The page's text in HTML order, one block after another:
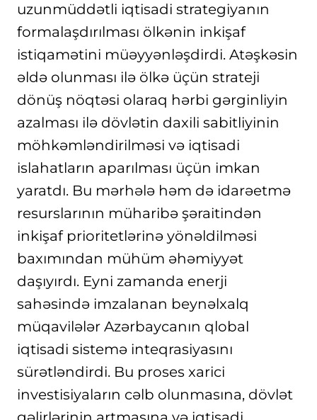
uzunmüddətli iqtisadi strategiyanın
formalaşdırılması ölkənin inkişaf
istiqamətini müəyyənləşdirdi. Atəşkəsin
əldə olunması ilə ölkə üçün strateji
dönüş nöqtəsi olaraq hərbi gərginliyin
azalması ilə dövlətin daxili sabitliyinin
möhkəmləndirilməsi və iqtisadi
islahatların aparılması üçün imkan
yaratdı. Bu mərhələ həm də idarəetmə
resurslarının müharibə şəraitindən
inkişaf prioritetlərinə yönəldilməsi
baxımından mühüm əhəmiyyət
daşıyırdı. Eyni zamanda enerji
sahəsində imzalanan beynəlxalq
müqavilələr Azərbaycanın qlobal
iqtisadi sistemə inteqrasiyasını
sürətləndirdi. Bu proses xarici
investisiyaların cəlb olunmasına, dövlət